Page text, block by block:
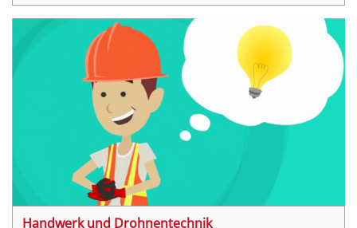
Handwerk und Drohnentechnik